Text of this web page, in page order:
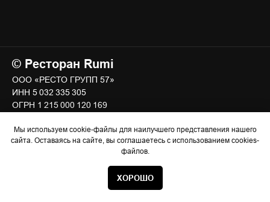
МЕНЮ
Мы используем cookie-файлы для наилучшего представления нашего
сайта. Оставаясь на сайте, вы соглашаетесь с использованием cookies-
файлов.
ХОРОШО
© Ресторан Rumi
ООО «РЕСТО ГРУПП 57»
ИНН 5 032 335 305
ОГРН 1 215 000 120 169